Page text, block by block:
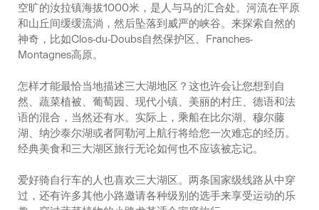
空旷的汝拉镇海拔1000米，是人与马的汇合处。河流在平原
和山丘间缓缓流淌，然后坠落到威严的峡谷。来探索自然的
神奇，比如Clos-du-Doubs自然保护区、Franches-
Montagnes高原。
怎样才能最恰当地描述三大湖地区？这也许会让您想到自
然、蔬菜植被、葡萄园、现代小镇、美丽的村庄、德语和法
语的混合，当然还有水。实际上，乘船在比尔湖、穆尔藤
湖、纳沙泰尔湖或者阿勒河上航行将给您一次难忘的经历。
经典美食和三大湖区旅行无论如何也不应该被忘记。
爱好骑自行车的人也喜欢三大湖区。两条国家级线路从中穿
过，还有许多其他小路邀请各种级别的选手来享受运动的乐